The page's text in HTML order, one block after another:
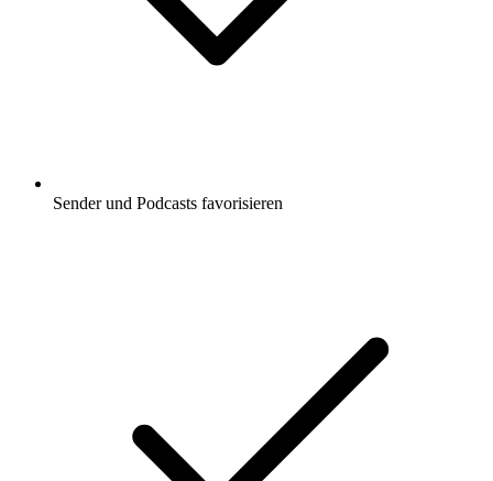
Sender und Podcasts favorisieren